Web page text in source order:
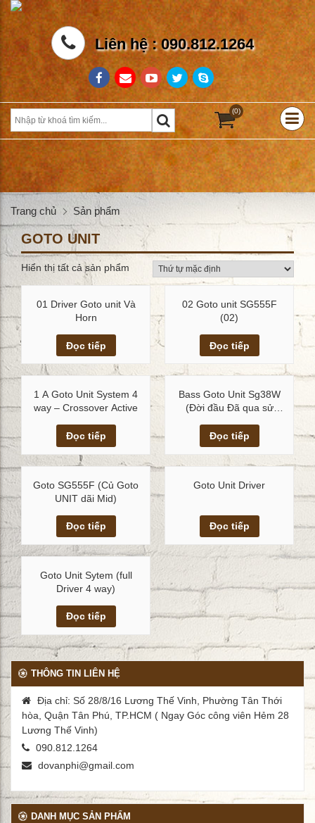
Liên hệ : 090.812.1264
(0)
Trang chủ Sản phẩm
GOTO UNIT
Hiển thị tất cả sản phẩm
Xem chi tiết
01 Driver Goto unit Và
Horn
Đọc tiếp
Xem chi tiết
02 Goto unit SG555F
(02)
Đọc tiếp
Xem chi tiết
1 A Goto Unit System 4
way – Crossover Active
Đọc tiếp
Xem chi tiết
Bass Goto Unit Sg38W
(Đời đầu Đã qua sử
Đọc tiếp
Xem chi tiết
Goto SG555F (Củ Goto
UNIT dãi Mid)
Đọc tiếp
Xem chi tiết
Goto Unit Driver
Đọc tiếp
Xem chi tiết
Goto Unit Sytem (full
Driver 4 way)
Đọc tiếp
THÔNG TIN LIÊN HỆ
Địa chỉ: Số 28/8/16 Lương Thế Vinh, Phường Tân Thới
hòa, Quận Tân Phú, TP.HCM ( Ngay Góc công viên Hẻm 28
Lương Thế Vinh)
090.812.1264
dovanphi@gmail.com
DANH MỤC SẢN PHẨM